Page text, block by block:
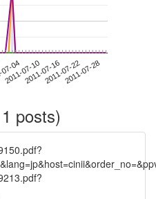
04
2011-07-102011-07-162011-07-222011-07-28
posts)